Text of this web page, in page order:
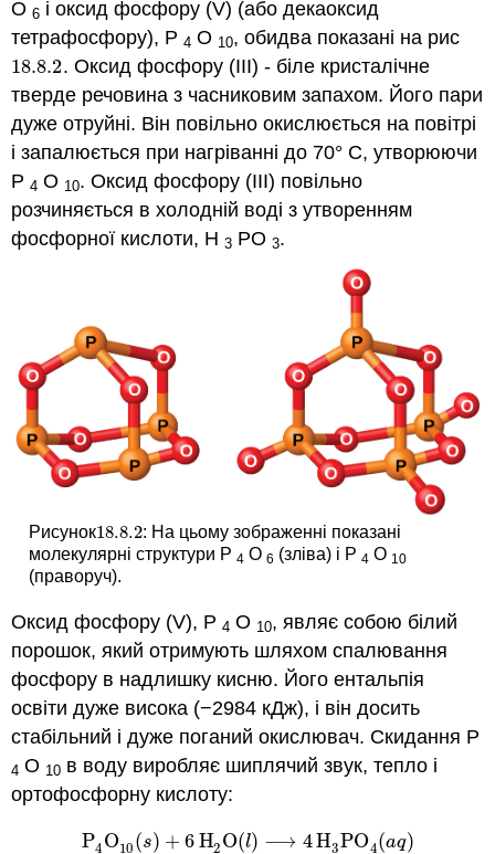
O6 і оксид фосфору (V) (або декаоксид
тетрафосфору), P 4 O 10, обидва показані на рис
18.8.2
18.8.2. Оксид фосфору (III) - біле кристалічне
тверде речовина з часниковим запахом. Його пари
дуже отруйні. Він повільно окислюється на повітрі
і запалюється при нагріванні до 70° С, утворюючи
Р 4 О 10. Оксид фосфору (III) повільно
розчиняється в холодній воді з утворенням
фосфорної кислоти, H3 PO3.
Рисунок18.8.2
18.8.2: На цьому зображенні показані
молекулярні структури P 4 O 6 (зліва) і P 4 O 10
(праворуч).
Оксид фосфору (V), P 4 O 10, являє собою білий
порошок, який отримують шляхом спалювання
фосфору в надлишку кисню. Його ентальпія
освіти дуже висока (−2984 кДж), і він досить
стабільний і дуже поганий окислювач. Скидання Р
4 О 10 в воду виробляє шиплячий звук, тепло і
ортофосфорну кислоту:
P4O10(s) + 6H2O(l) ⟶ 4H3PO4(aq)
P4O10( s) +6H2O(l) ⟶4 H3PO4(aq)